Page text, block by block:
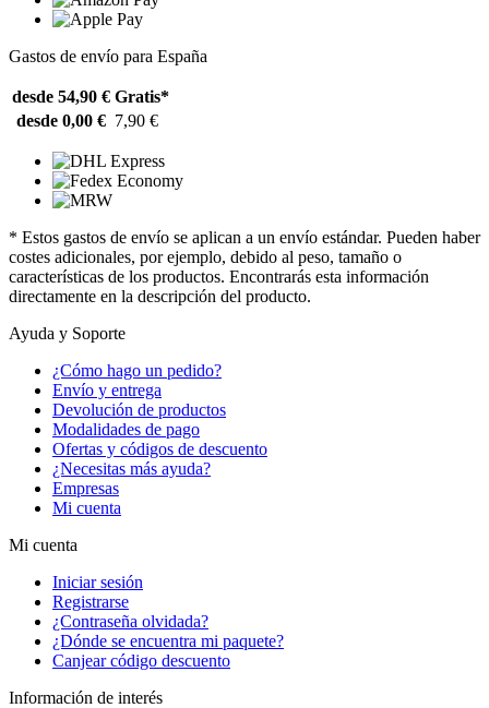
Gastos de envío para España
desde 54,90 € Gratis*
desde 0,00 € 7,90 €
* Estos gastos de envío se aplican a un envío estándar. Pueden haber
costes adicionales, por ejemplo, debido al peso, tamaño o
características de los productos. Encontrarás esta información
directamente en la descripción del producto.
Ayuda y Soporte
¿Cómo hago un pedido?
Envío y entrega
Devolución de productos
Modalidades de pago
Ofertas y códigos de descuento
¿Necesitas más ayuda?
Empresas
Mi cuenta
Mi cuenta
Iniciar sesión
Registrarse
¿Contraseña olvidada?
¿Dónde se encuentra mi paquete?
Canjear código descuento
Información de interés